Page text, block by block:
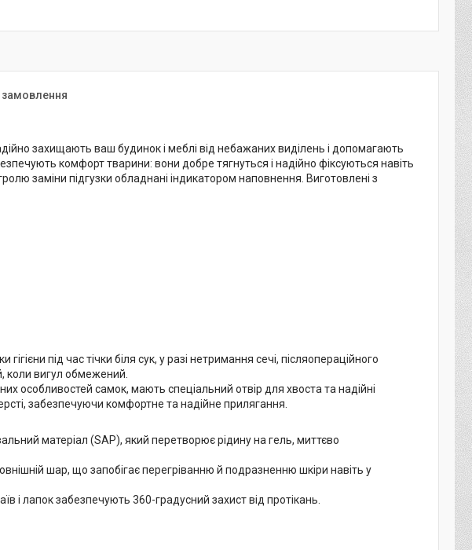
замовлення
захищають ваш будинок і меблі від небажаних виділень і допомагають
комфорт тварини: вони добре тягнуться і надійно фіксуються навіть
заміни підгузки обладнані індикатором наповнення. Виготовлені з
під час тічки біля сук, у разі нетримання сечі, післяопераційного
коли вигул обмежений.
особливостей самок, мають спеціальний отвір для хвоста та надійні
забезпечуючи комфортне та надійне прилягання.
матеріал (SAP), який перетворює рідину на гель, миттєво
шар, що запобігає перегріванню й подразненню шкіри навіть у
і лапок забезпечують 360-градусний захист від протікань.